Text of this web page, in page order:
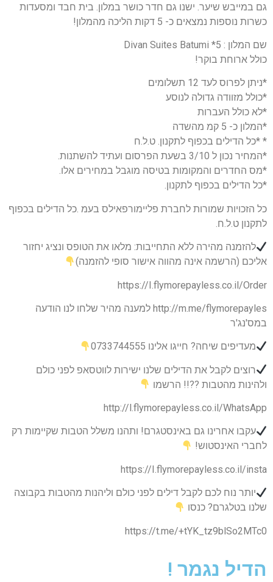
גם במייבש שיער. ישנו גם חדר כושר במלון. בית חבד ומסעדות
כשרות נוספות נמצאים כ- 5 דקות הליכה מהמלון!
שם המלון : 5* Divan Suites Batumi
כולל ארוחת בוקר!
*ניתן לפרוס לעד 12 תשלומים
*כולל מזוודה גדולה לנוסע
*לא כולל העברות
*המלון כ- 5 קמ מהשדה
* *כל הדילים בכפוף לתקנון. ט.ל.ח
*המחיר נכון ל 3/10 בשעת הפרסום ועתיד להשתנות.
*מס החדרים והמקומות בטיסה מוגבל במחירים אלו.
*כל הדילים בכפוף לתקנון.
כל הזכויות שמורות לחברת פליימורפאילס בעמ .כל הדילים בכפוף
לתקנון ט.ל.ח.
להזמנה מהירה ללא התחייבות: מלאו את הטופס ונציג יחזור
אליכם (הרשמה אינה מהווה אישור סופי להזמנה)
https://I.flymorepayless.co.il/Order
http://m.me/flymorepayles למענה מהיר שלחו לנו הודעה
במס'נג'ר
מעדיפים שיחה? חייגו אלינו 0733744555
רוצים לקבל את הדילים שלנו ישירות לווטסאפ לפני כולם
ולהינות מהטבות ??!! הרשמו
http://l.flymorepayless.co.il/WhatsApp
עקבו אחרינו גם באינסטגרם! ותהנו משלל הטבות שקיימות רק
לחברי האינסטוש!
https://I.flymorepayless.co.il/insta
יותר נוח לכם לקבל דילים לפני כולם וליהנות מהטבות בקבוצה
שלנו בטלגרם? כנסו
https://t.me/+tYK_tz9blSo2MTc0
הדיל נגמר !